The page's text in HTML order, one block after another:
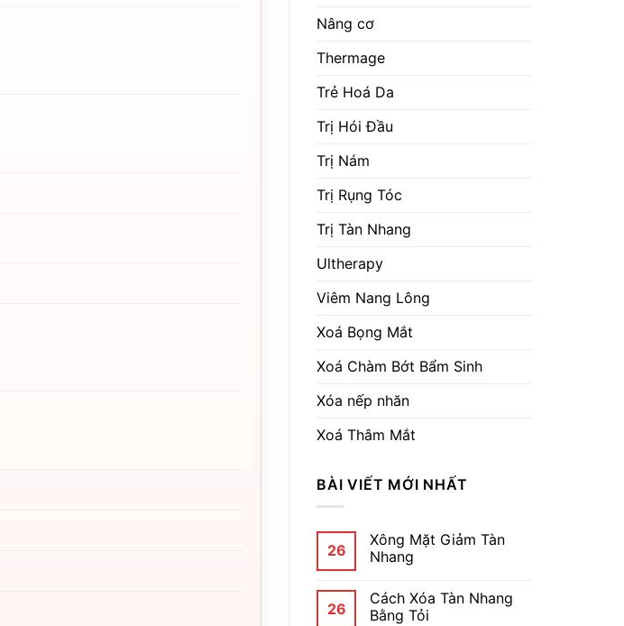
Nâng cơ
Thermage
Trẻ Hoá Da
Trị Hói Đầu
Trị Nám
Trị Rụng Tóc
Trị Tàn Nhang
Ultherapy
Viêm Nang Lông
Xoá Bọng Mắt
Xoá Chàm Bớt Bẩm Sinh
Xóa nếp nhăn
Xoá Thâm Mắt
BÀI VIẾT MỚI NHẤT
26
Xông Mặt Giảm Tàn
Nhang
26
Cách Xóa Tàn Nhang
Bằng Tỏi